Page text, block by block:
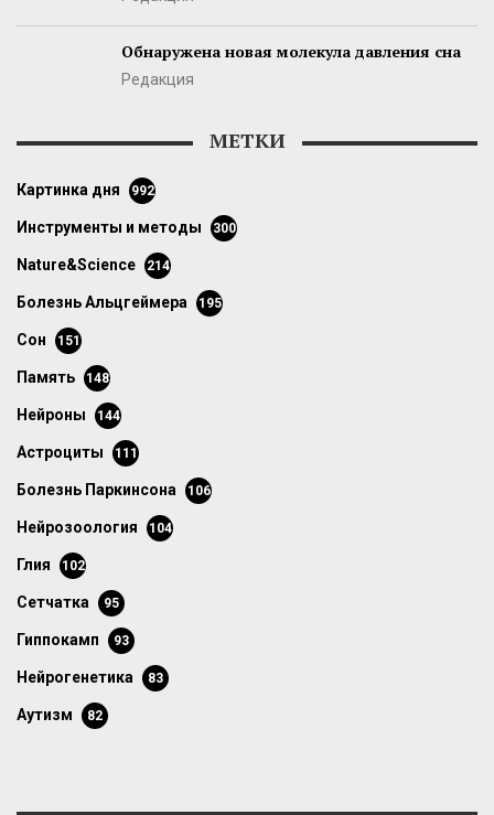
Обнаружена новая молекула давления сна
Редакция
МЕТКИ
картинка дня 992
инструменты и методы 300
Nature&Science 214
болезнь Альцгеймера 195
сон 151
память 148
нейроны 144
астроциты 111
болезнь Паркинсона 106
нейрозоология 104
глия 102
сетчатка 95
гиппокамп 93
нейрогенетика 83
аутизм 82